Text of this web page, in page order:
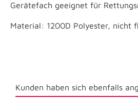
Gerätefach geeignet für
Material: 1200D Polyester, nicht
Kunden haben sich ebenfalls